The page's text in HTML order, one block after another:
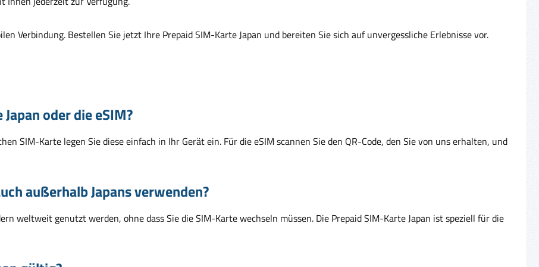
Verbindung. Bestellen Sie jetzt Ihre Prepaid SIM-Karte Japan und bereiten Sie sich auf unvergessliche Erlebnisse vor.
oder die eSIM?
SIM-Karte legen Sie diese einfach in Ihr Gerät ein. Für die eSIM scannen Sie den QR-Code, den Sie von uns erhalten, und
außerhalb Japans verwenden?
weltweit genutzt werden, ohne dass Sie die SIM-Karte wechseln müssen. Die Prepaid SIM-Karte Japan ist speziell für die